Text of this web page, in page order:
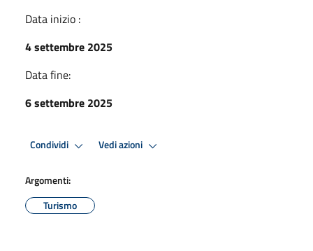
Data inizio :
4 settembre 2025
Data fine:
6 settembre 2025
Condividi Vedi azioni
Argomenti:
Turismo